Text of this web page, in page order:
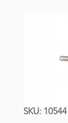
SKU: 10544